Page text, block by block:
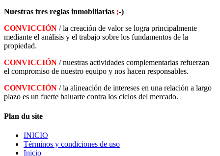
Nuestras tres reglas inmobiliarias ;-)
CONVICCIÓN / la creación de valor se logra principalmente
mediante el análisis y el trabajo sobre los fundamentos de la
propiedad.
CONVICCIÓN / nuestras actividades complementarias refuerzan
el compromiso de nuestro equipo y nos hacen responsables.
CONVICCIÓN / la alineación de intereses en una relación a largo
plazo es un fuerte baluarte contra los ciclos del mercado.
Plan du site
INICIO
Términos y condiciones de uso
Inicio